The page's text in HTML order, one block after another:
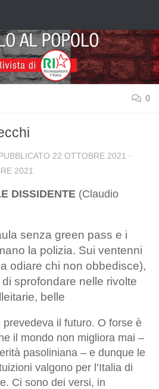
0
22 OTTOBRE 2021 ·
2021
DISSIDENTE (Claudio
senza green pass e i
la polizia. Sui ventenni
odiare chi non obbedisce),
sprofondare nelle rivolte
belle
prevedeva il futuro. O forse è
il mondo non migliora mai –
pasoliniana – e dunque le
valgono per l’Italia di
Ci sono dei versi, in